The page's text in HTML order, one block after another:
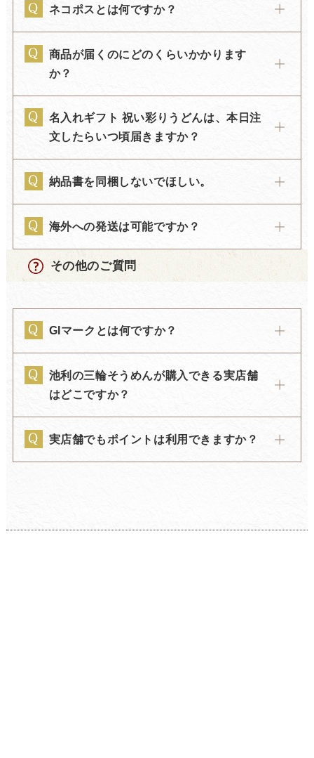
ネコポスとは何ですか？
商品が届くのにどのくらいかかります
か？
名入れギフト 祝い彩りうどんは、本日注
文したらいつ頃届きますか？
納品書を同梱しないでほしい。
海外への発送は可能ですか？
その他のご質問
GIマークとは何ですか？
池利の三輪そうめんが購入できる実店舗
はどこですか？
実店舗でもポイントは利用できますか？